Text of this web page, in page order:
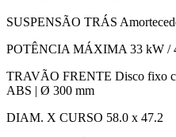
SUSPENSÃO TRÁS
POTÊNCIA MÁXIMA 33 kW /
TRAVÃO FRENTE Disco fixo
ABS | Ø 300 mm
DIAM. X CURSO 58.0 x 47.2